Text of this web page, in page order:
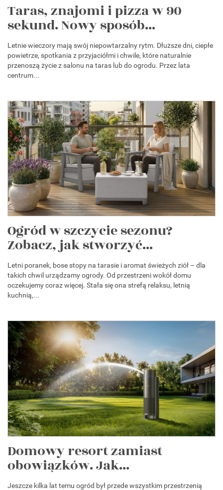
Taras, znajomi i pizza w 90
sekund. Nowy sposób...
Letnie wieczory mają swój niepowtarzalny rytm. Dłuższe dni, ciepłe
powietrze, spotkania z przyjaciółmi i chwile, które naturalnie
przenoszą życie z salonu na taras lub do ogrodu. Przez lata
centrum...
Ogród w szczycie sezonu?
Zobacz, jak stworzyć...
Letni poranek, bose stopy na tarasie i aromat świeżych ziół – dla
takich chwil urządzamy ogrody. Od przestrzeni wokół domu
oczekujemy coraz więcej. Stała się ona strefą relaksu, letnią
kuchnią,...
Domowy resort zamiast
obowiązków. Jak...
Jeszcze kilka lat temu ogród był przede wszystkim przestrzenią